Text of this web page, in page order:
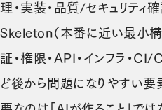
理・実装・品質/セキュリティ
Skeleton（本番に近い最小構
証・権限・API・インフラ・
ど後から問題になりやすい要